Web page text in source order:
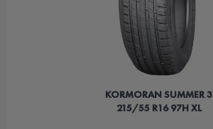
KORMORAN SUMMER 3
215/55 R16 97H XL